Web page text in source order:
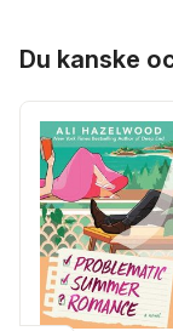
Du kanske